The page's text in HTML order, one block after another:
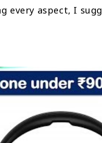
every aspect, I